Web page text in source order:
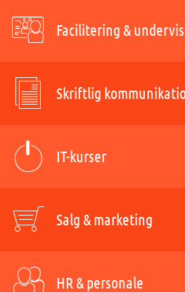
Facilitering &
Skriftlig
IT-kurser
Salg & marketing
HR & personale